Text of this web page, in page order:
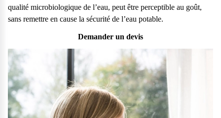
qualité microbiologique de l’eau, peut être perceptible au goût,
sans remettre en cause la sécurité de l’eau potable.
Demander un devis